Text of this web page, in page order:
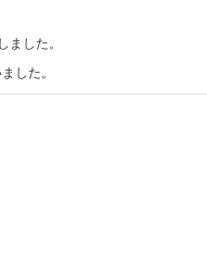
ました。
した。